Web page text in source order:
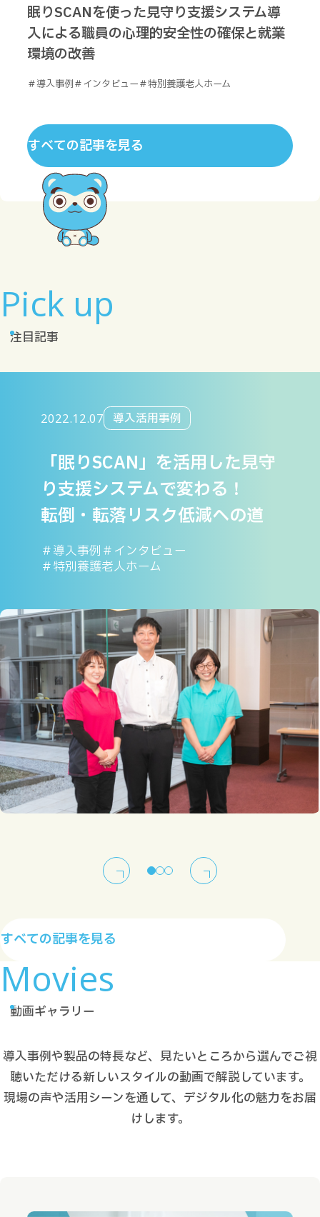
眠りSCANを使った見守り支援システム導
入による職員の心理的安全性の確保と就業
環境の改善
＃導入事例＃インタビュー＃特別養護老人ホーム
すべての記事を見る
Pick up
注目記事
2022.12.07 導入活用事例
「眠りSCAN」を活用した見守
り支援システムで変わる！
転倒・転落リスク低減への道
＃導入事例 ＃インタビュー
＃特別養護老人ホーム
すべての記事を見る
Movies
動画ギャラリー
導入事例や製品の特長など、見たいところから選んでご視
聴いただける新しいスタイルの動画で解説しています。
現場の声や活用シーンを通して、デジタル化の魅力をお届
けします。